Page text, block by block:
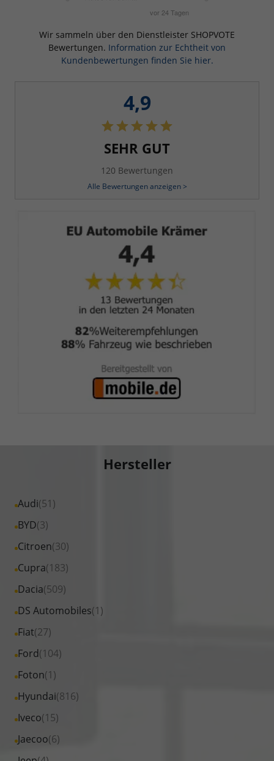
Wir sammeln über den Dienstleister SHOPVOTE
Bewertungen. Information zur Echtheit von
Kundenbewertungen finden Sie hier.
4,9
SEHR GUT
120 Bewertungen
Alle Bewertungen anzeigen >
Hersteller
Audi(51)
Alle
Fahrzeuge
Audi
anzeigen
BYD(3)
Alle
Fahrzeuge
BYD
anzeigen
Citroen(30)
Alle
Fahrzeuge
Citroen
anzeigen
Cupra(183)
Alle
Fahrzeuge
Cupra
anzeigen
Dacia(509)
Alle
Fahrzeuge
Dacia
anzeigen
DS Automobiles(1)
Alle
Fahrzeuge
DS
Automobiles
anzeigen
Fiat(27)
Alle
Fahrzeuge
Fiat
anzeigen
Ford(104)
Alle
Fahrzeuge
Ford
anzeigen
Foton(1)
Alle
Fahrzeuge
Foton
anzeigen
Hyundai(816)
Alle
Fahrzeuge
Hyundai
Iveco(15)
Alle
Fahrzeuge
Jaecoo(6)
Alle
Fahrzeuge